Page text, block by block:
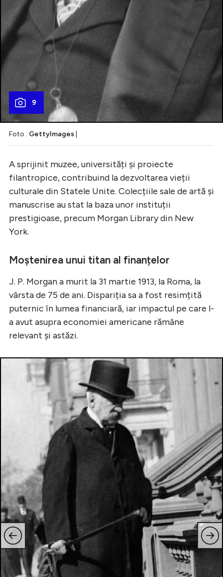
9
Foto : GettyImages
A sprijinit muzee, universități și proiecte
filantropice, contribuind la dezvoltarea vieții
culturale din Statele Unite. Colecțiile sale de artă și
manuscrise au stat la baza unor instituții
prestigioase, precum Morgan Library din New
York.
Moștenirea unui titan al finanțelor
J. P. Morgan a murit la 31 martie 1913, la Roma, la
vârsta de 75 de ani. Dispariția sa a fost resimțită
puternic în lumea financiară, iar impactul pe care l-
a avut asupra economiei americane rămâne
relevant și astăzi.